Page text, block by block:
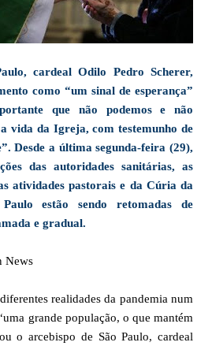
cardeal Odilo Pedro Scherer,
como “um sinal de esperança”
que não podemos e não
vida da Igreja, com testemunho de
Desde a última segunda-feira (29),
das autoridades sanitárias, as
atividades pastorais e da Cúria da
estão sendo retomadas de
e gradual.
News
realidades da pandemia num
grande população, o que mantém
o arcebispo de São Paulo, cardeal